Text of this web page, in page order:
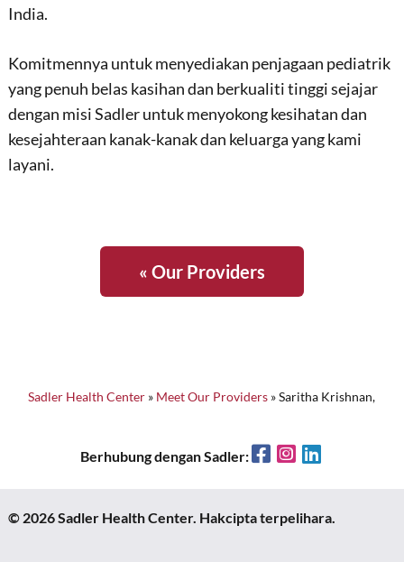
India.
Komitmennya untuk menyediakan penjagaan pediatrik
yang penuh belas kasihan dan berkualiti tinggi sejajar
dengan misi Sadler untuk menyokong kesihatan dan
kesejahteraan kanak-kanak dan keluarga yang kami
layani.
« Our Providers
Sadler Health Center » Meet Our Providers »Saritha Krishnan,
Berhubung dengan Sadler: FacebookInstagram
© 2026 Sadler Health Center. Hakcipta terpelihara.